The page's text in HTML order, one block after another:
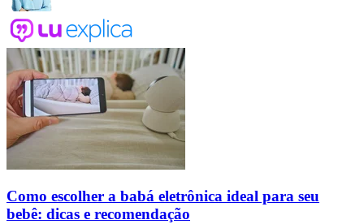
Como escolher a babá eletrônica ideal para seu
bebê: dicas e recomendação